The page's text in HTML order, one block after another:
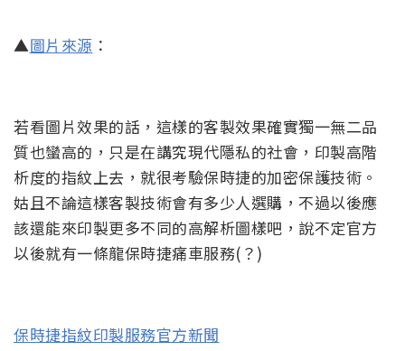
▲圖片來源 ：
若看圖片效果的話，這樣的客製效果確實獨一無二品
質也蠻高的，只是在講究現代隱私的社會，印製高階
析度的指紋上去，就很考驗保時捷的加密保護技術。
姑且不論這樣客製技術會有多少人選購，不過以後應
該還能來印製更多不同的高解析圖樣吧，說不定官方
以後就有一條龍保時捷痛車服務(？)
保時捷指紋印製服務官方新聞